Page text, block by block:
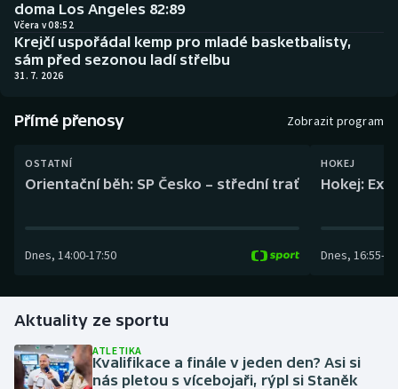
Biatlon
Boby a skeleton
Box
Curling
Golf
Gymnastika
Aplikace ČT sport
AZ kvíz
doma Los Angeles 82:89
Včera v 08:52
Krejčí uspořádal kemp pro mladé basketbalisty,
sám před sezonou ladí střelbu
31. 7. 2026
Přímé přenosy Zobrazit program
OSTATNÍ
Orientační běh: SP Česko – střední trať
Dnes, 14:00-17:50
HOKEJ
Hokej:
Dnes, 16:55-
Aktuality ze sportu
ATLETIKA
Kvalifikace a finále v jeden den? Asi si
nás pletou s vícebojaři, rýpl si Staněk